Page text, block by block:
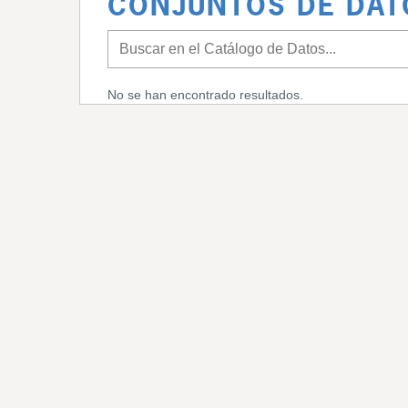
CONJUNTOS DE
No se han encontrado resultados.